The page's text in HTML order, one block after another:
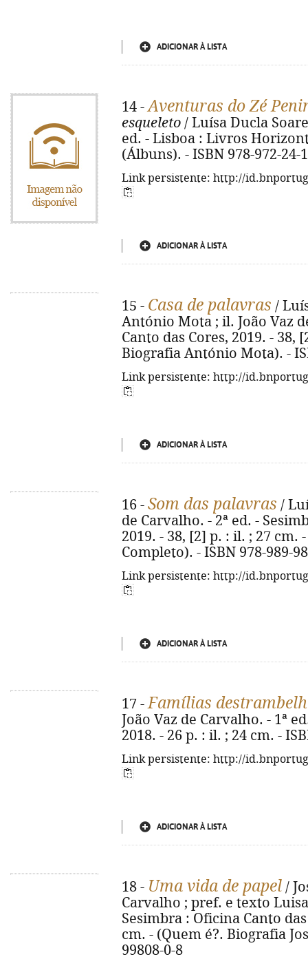
ADICIONAR À LISTA
14 -Aventuras do Zé
esqueleto / Luísa Ducla
ed. - Lisboa : Livros
(Álbuns). - ISBN 978-972-24-
Link persistente: http://
ADICIONAR À LISTA
15 - Casa de palavras /
António Mota ; il. João Vaz
Canto das Cores, 2019. - 38,
Biografia António Mota). -
Link persistente: http://
ADICIONAR À LISTA
16 - Som das palavras /
de Carvalho. - 2ª ed. -
2019. - 38, [2] p. : il. ; 27
Completo). - ISBN 978-989-
Link persistente: http://
ADICIONAR À LISTA
17 -Famílias
João Vaz de Carvalho. - 1ª
2018. - 26 p. : il. ; 24 cm. -
Link persistente: http://
ADICIONAR À LISTA
18 - Uma vida de papel /
Carvalho ; pref. e texto
Sesimbra : Oficina Canto
cm. - (Quem é?. Biografia
99808-0-8